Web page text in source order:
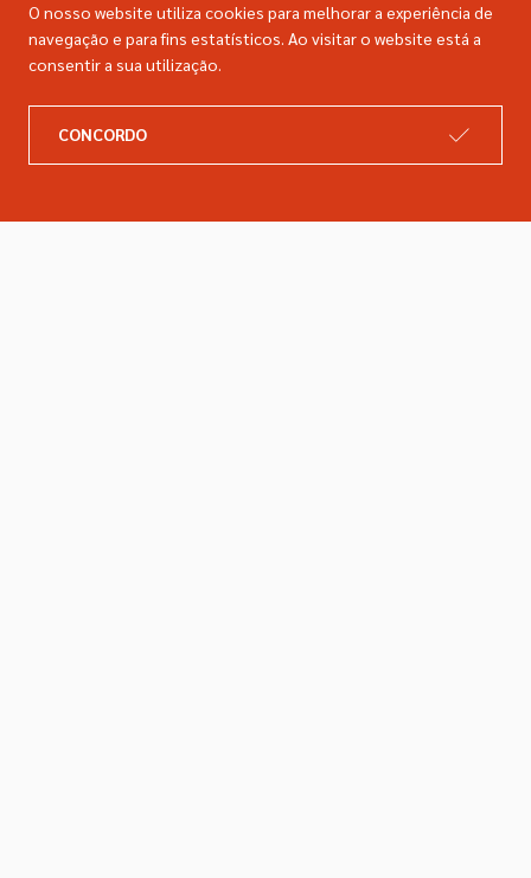
Catálogo
O nosso website utiliza cookies para melhorar a experiência de
navegação e para fins estatísticos. Ao visitar o website está a
consentir a sua utilização.
CONCORDO